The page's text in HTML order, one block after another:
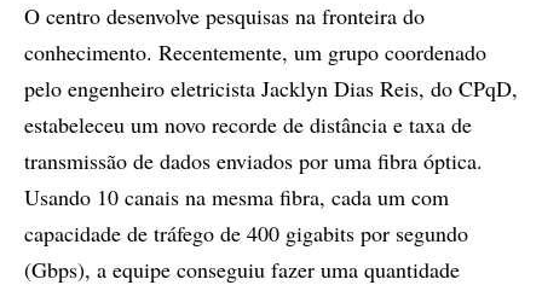
O centro desenvolve pesquisas na fronteira do
conhecimento. Recentemente, um grupo coordenado
pelo engenheiro eletricista Jacklyn Dias Reis, do CPqD,
estabeleceu um novo recorde de distância e taxa de
transmissão de dados enviados por uma fibra óptica.
Usando 10 canais na mesma fibra, cada um com
capacidade de tráfego de 400 gigabits por segundo
(Gbps), a equipe conseguiu fazer uma quantidade